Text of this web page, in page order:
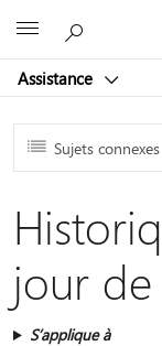
Assistance
Sujets connexes
jour
S’applique à